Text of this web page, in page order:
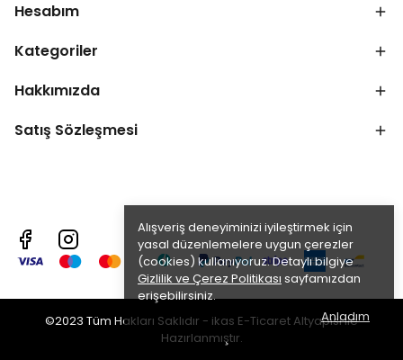
Alışveriş deneyiminizi iyileştirmek için
yasal düzenlemelere uygun çerezler
(cookies) kullanıyoruz. Detaylı bilgiye
Gizlilik ve Çerez Politikası sayfamızdan
erişebilirsiniz.
Anladım
Hesabım
Kategoriler
Hakkımızda
Satış Sözleşmesi
©2023 Tüm Hakları Saklıdır - ikas E-TicaretAltyapısı ile
Hazırlanmıştır.